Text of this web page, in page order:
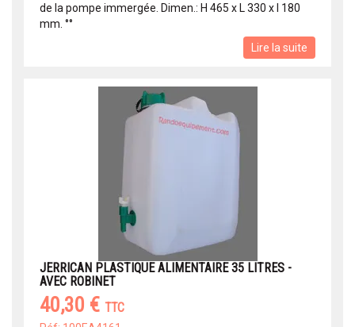
de la pompe immergée. Dimen.: H 465 x L 330 x l 180
mm. °°
Lire la suite
JERRICAN PLASTIQUE ALIMENTAIRE 35 LITRES -
AVEC ROBINET
40,30 € TTC